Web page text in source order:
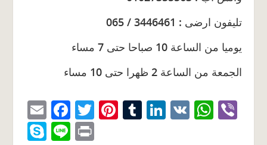
تليفون ارضى : 3446461 / 065
يوميا من الساعة 10 صباحا حتى 7 مساء
الجمعة من الساعة 2 ظهرا حتى 10 مساء
E
m
F
a
T
w
Pi
nt
T
u
Li
n
V
K
W
h
S Li